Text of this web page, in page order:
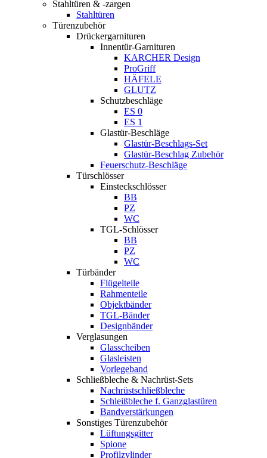
Stahltüren & -zargen
Stahltüren
Türenzubehör
Drückergarnituren
Innentür-Garnituren
KARCHER Design
ProGriff
HÄFELE
GLUTZ
Schutzbeschläge
ES 0
ES 1
Glastür-Beschläge
Glastür-Beschlags-Set
Glastür-Beschlag Zubehör
Feuerschutz-Beschläge
Türschlösser
Einsteckschlösser
BB
PZ
WC
TGL-Schlösser
BB
PZ
WC
Türbänder
Flügelteile
Rahmenteile
Objektbänder
TGL-Bänder
Designbänder
Verglasungen
Glasscheiben
Glasleisten
Vorlegeband
Schließbleche & Nachrüst-Sets
Nachrüstschließbleche
Schleißbleche f. Ganzglastüren
Bandverstärkungen
Sonstiges Türenzubehör
Lüftungsgitter
Spione
Profilzylinder